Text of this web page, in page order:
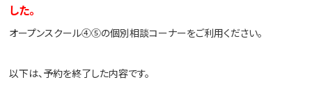
した。
オープンスクール④⑤の個別相談コーナーをご利用ください。
以下は、予約を終了した内容です。